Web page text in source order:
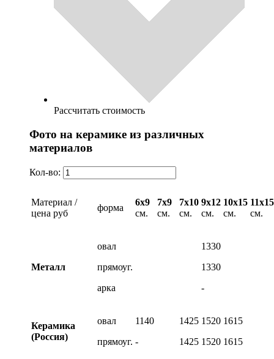
Рассчитать стоимость
Фото на керамике из различных
материалов
Кол-во:
Материал /
цена руб
форма
6х9
см.
7х9
см.
7х10
см.
9х12
см.
10х15
см.
11х15
см.
Металл
овал
прямоуг.
арка
1330
1330
-
Керамика
(Россия)
овал
прямоуг.
1140
-
1425
1425
1520
1520
1615
1615